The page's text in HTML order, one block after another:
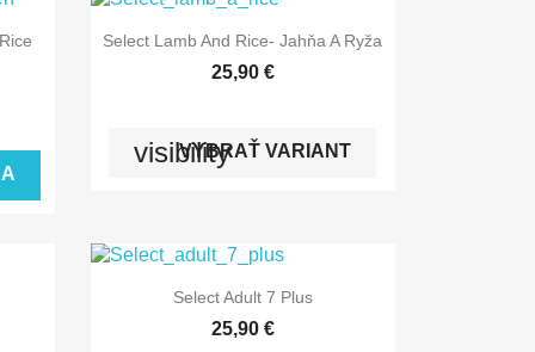
 Rýchly náhľad
Select Lamb And Rice- Jahňa A Ryža
25,90 €
visibility
VYBRAŤ VARIANT
 Rýchly náhľad
Select Adult 7 Plus
25,90 €